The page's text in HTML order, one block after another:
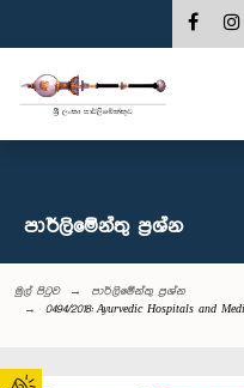
පාර්ලි‌මේන්තු‌ ප්‍රශ්න
මුල් පිටුව
පාර්ලි‌මේන්තු‌ ප්‍රශ්න
0494/2018: Ayurvedic Hospitals and